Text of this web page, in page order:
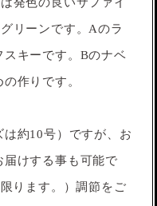
リーンです。Aのラ
スキーです。Bのナベ
作りです。
約10号）ですが、お
けする事も可能で
ります。）調節をご